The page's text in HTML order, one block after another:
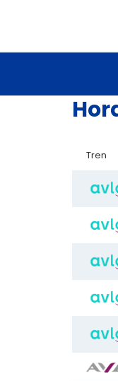
Tren